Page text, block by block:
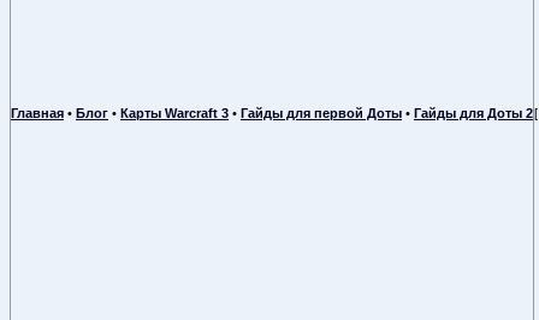
Главная • Блог • Карты Warcraft 3 • Гайды для первой Доты • Гайды для Доты 2